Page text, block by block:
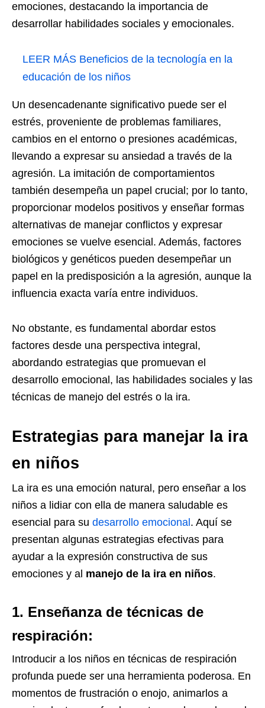
emociones, destacando la importancia de
desarrollar habilidades sociales y emocionales.
LEER MÁS Beneficios de la tecnología en la
educación de los niños
Un desencadenante significativo puede ser el
estrés, proveniente de problemas familiares,
cambios en el entorno o presiones académicas,
llevando a expresar su ansiedad a través de la
agresión. La imitación de comportamientos
también desempeña un papel crucial; por lo tanto,
proporcionar modelos positivos y enseñar formas
alternativas de manejar conflictos y expresar
emociones se vuelve esencial. Además, factores
biológicos y genéticos pueden desempeñar un
papel en la predisposición a la agresión, aunque la
influencia exacta varía entre individuos.
No obstante, es fundamental abordar estos
factores desde una perspectiva integral,
abordando estrategias que promuevan el
desarrollo emocional, las habilidades sociales y las
técnicas de manejo del estrés o la ira.
Estrategias para manejar la ira
en niños
La ira es una emoción natural, pero enseñar a los
niños a lidiar con ella de manera saludable es
esencial para su desarrollo emocional . Aquí se
presentan algunas estrategias efectivas para
ayudar a la expresión constructiva de sus
emociones y al manejo de la ira en niños.
1. Enseñanza de técnicas de
respiración:
Introducir a los niños en técnicas de respiración
profunda puede ser una herramienta poderosa. En
momentos de frustración o enojo, animarlos a